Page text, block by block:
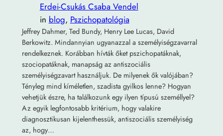
Erdei-Csukás Csaba Vendel
in blog, Pszichopatológia
Jeffrey Dahmer, Ted Bundy, Henry Lee Lucas, David
Berkowitz. Mindannyian ugyanazzal a személyiségzavarral
rendelkeznek. Korábban hívták őket pszichopatáknak,
szociopatáknak, manapság az antiszociális
személyiségzavart használjuk. De milyenek ők valójában?
Tényleg mind kíméletlen, szadista gyilkos lenne? Hogyan
vehetjük észre, ha találkozunk egy ilyen típusú személlyel?
Az egyik legfontosabb kritérium, hogy valakire
diagnosztikusan kijelenthessük, antiszociális személyiség
az, hogy…